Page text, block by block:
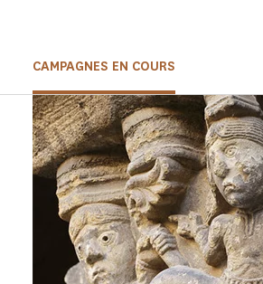
CAMPAGNES EN COURS